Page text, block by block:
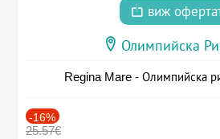
виж
Олимпийска
Regina Mare - Олимпийска
-16%
25.57€